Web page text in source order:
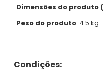
Dimensões do produto
Peso do produto: 4.5 kg
Condições: